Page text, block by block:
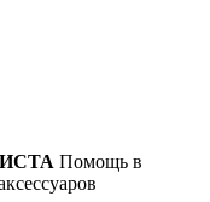
Помощь в